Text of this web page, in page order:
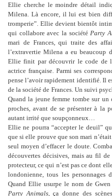
Ellie cherche le moindre détail
Milena. Là encore, il lui est bien
tromperie”. Ellie devient bientôt
qui collabore avec la sociétéParty
mari de Frances, qui traite des
l’extravertie Milena a eu beaucoup
Ellie finit par découvrir le code de
actrice française. Parmi ses
pense l’avoir rapidement identifié. Il
de la société de Frances. Un suivi
Quand la jeune femme tombe sur un
proches, avant de se présenter à la
autant irrité que soupçonneux…
Ellie ne pourra “accepter le deuil”
que si elle prouve que son mari
seul moyen d’effacer le doute.
découvertes décisives, mais au fil
protecteur, ce qui n’est pas ce dont
londonienne, tous les personnages
Quand Ellie usurpe le nom de
Party Animals, ça donne des